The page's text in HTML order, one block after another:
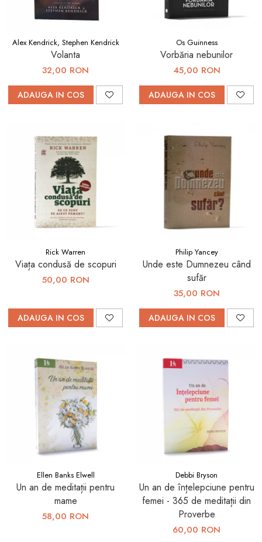
Alex Kendrick, Stephen Kendrick
Volanta
32,00 RON
ADAUGA IN COS
Os Guinness
Vorbăria nebunilor
45,00 RON
ADAUGA IN COS
Rick Warren
Viața condusă de scopuri
50,00 RON
ADAUGA IN COS
Philip Yancey
Unde este Dumnezeu când
sufăr
35,00 RON
ADAUGA IN COS
Ellen Banks Elwell
Un an de meditații pentru
mame
58,00 RON
Debbi Bryson
Un an de înțelepciune pentru
femei - 365 de meditații din
Proverbe
60,00 RON